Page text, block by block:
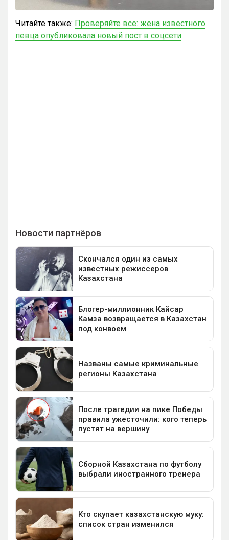
Читайте также: Проверяйте все: жена известного
певца опубликовала новый пост в соцсети